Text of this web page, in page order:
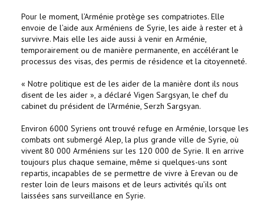
Pour le moment, l’Arménie protège ses compatriotes. Elle
envoie de l’aide aux Arméniens de Syrie, les aide à rester et à
survivre. Mais elle les aide aussi à venir en Arménie,
temporairement ou de manière permanente, en accélérant le
processus des visas, des permis de résidence et la citoyenneté.
« Notre politique est de les aider de la manière dont ils nous
disent de les aider », a déclaré Vigen Sargsyan, le chef du
cabinet du président de l’Arménie, Serzh Sargsyan.
Environ 6000 Syriens ont trouvé refuge en Arménie, lorsque les
combats ont submergé Alep, la plus grande ville de Syrie, où
vivent 80 000 Arméniens sur les 120 000 de Syrie. Il en arrive
toujours plus chaque semaine, même si quelques-uns sont
repartis, incapables de se permettre de vivre à Erevan ou de
rester loin de leurs maisons et de leurs activités qu’ils ont
laissées sans surveillance en Syrie.